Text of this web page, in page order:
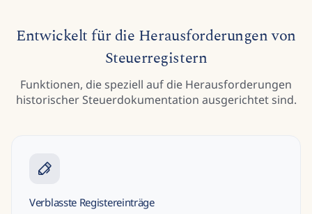
Entwickelt für die Herausforderungen von
Steuerregistern
Funktionen, die speziell auf die Herausforderungen
historischer Steuerdokumentation ausgerichtet sind.
Verblasste Registereinträge